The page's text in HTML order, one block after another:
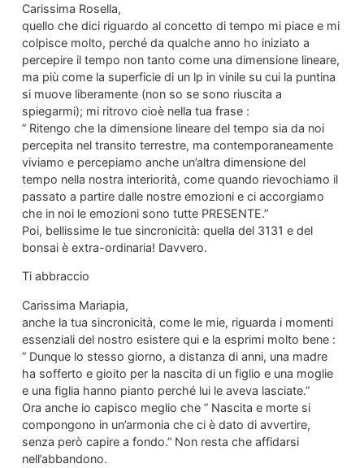
Carissima Rosella,
quello che dici riguardo al concetto di tempo mi piace e mi
colpisce molto, perché da qualche anno ho iniziato a
percepire il tempo non tanto come una dimensione lineare,
ma più come la superficie di un lp in vinile su cui la puntina
si muove liberamente (non so se sono riuscita a
spiegarmi); mi ritrovo cioè nella tua frase :
” Ritengo che la dimensione lineare del tempo sia da noi
percepita nel transito terrestre, ma contemporaneamente
viviamo e percepiamo anche un’altra dimensione del
tempo nella nostra interiorità, come quando rievochiamo il
passato a partire dalle nostre emozioni e ci accorgiamo
che in noi le emozioni sono tutte PRESENTE.”
Poi, bellissime le tue sincronicità: quella del 3131 e del
bonsai è extra-ordinaria! Davvero.
Ti abbraccio
Carissima Mariapia,
anche la tua sincronicità, come le mie, riguarda i momenti
essenziali del nostro esistere qui e la esprimi molto bene :
” Dunque lo stesso giorno, a distanza di anni, una madre
ha sofferto e gioito per la nascita di un figlio e una moglie
e una figlia hanno pianto perché lui le aveva lasciate.”
Ora anche io capisco meglio che ” Nascita e morte si
compongono in un’armonia che ci è dato di avvertire,
senza però capire a fondo.” Non resta che affidarsi
nell’abbandono.